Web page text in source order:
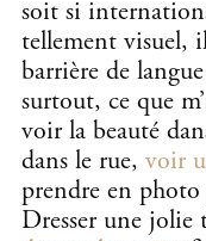
soit si
tellement visuel,
barrière de
surtout, ce que
voir la beauté
dans le rue, voir
prendre en photo
Dresser une jolie